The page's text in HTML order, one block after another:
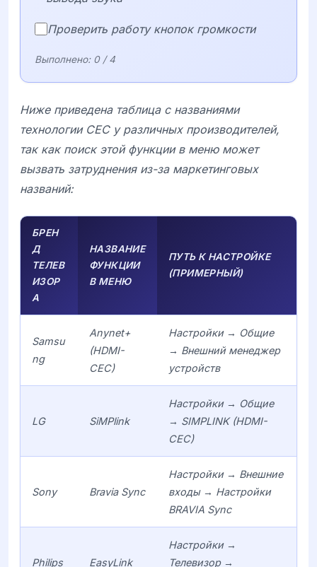
Проверить работу кнопок громкости
Выполнено: 0/ 4
Ниже приведена таблица с названиями
технологии CEC у различных производителей,
так как поиск этой функции в меню может
вызвать затруднения из-за маркетинговых
названий:
БРЕН
Д
ТЕЛЕВ
ИЗОР
А
НАЗВАНИЕ
ФУНКЦИИ
В МЕНЮ
ПУТЬ К НАСТРОЙКЕ
(ПРИМЕРНЫЙ)
Samsu
ng
Anynet+
(HDMI-
CEC)
Настройки → Общие
→ Внешний менеджер
устройств
LG SiMPlink
Настройки → Общие
→ SIMPLINK (HDMI-
CEC)
Sony Bravia Sync
Настройки → Внешние
входы → Настройки
BRAVIA Sync
Philips EasyLink
Настройки →
Телевизор →